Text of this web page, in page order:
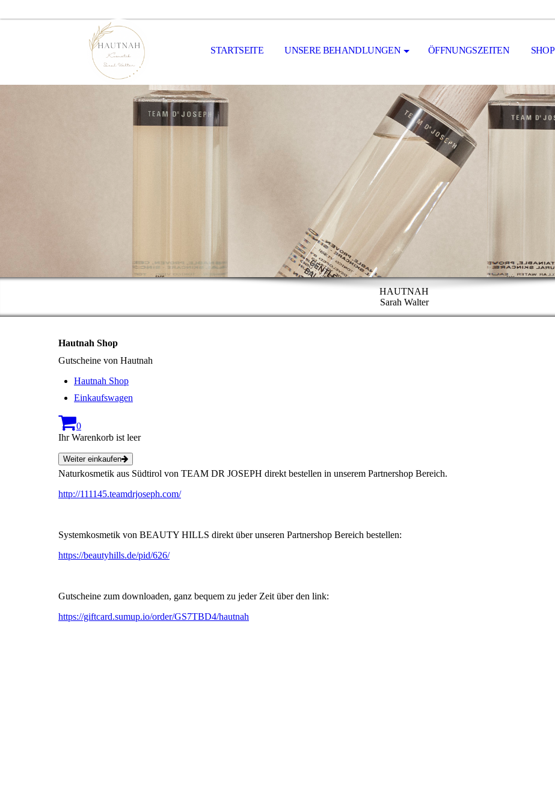
STARTSEITE UNSERE BEHANDLUNGEN ÖFFNUNGSZEITEN SHOP
HAUTNAH
Sarah Walter
Hautnah Shop
Gutscheine von Hautnah
Hautnah Shop
Einkaufswagen
0
Ihr Warenkorb ist leer
Weiter einkaufen
Naturkosmetik aus Südtirol von TEAM DR JOSEPH direkt bestellen in unserem Partnershop Bereich.
http://111145.teamdrjoseph.com/
Systemkosmetik von BEAUTY HILLS direkt über unseren Partnershop Bereich bestellen:
https://beautyhills.de/pid/626/
Gutscheine zum downloaden, ganz bequem zu jeder Zeit über den link:
https://giftcard.sumup.io/order/GS7TBD4/hautnah